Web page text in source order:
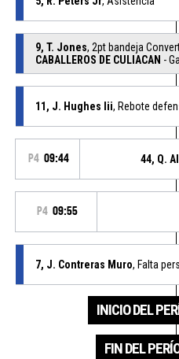
9, T. Jones, 2pt bandeja
CABALLEROS DE CULIACAN -
11, J. Hughes Iii, Rebote
P4 09:44 44, Q.
P4 09:55
7, J. Contreras Muro, Falta
INICIO DEL
FIN DEL